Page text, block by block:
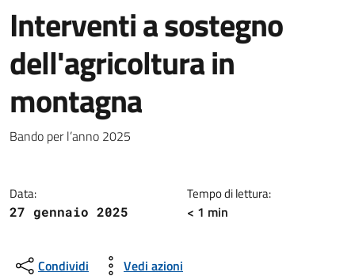
Interventi a sostegno
dell'agricoltura in
montagna
Dettagli della notizia
Bando per l’anno 2025
Data:
27 gennaio 2025
Tempo di lettura:
< 1 min
Condividi Vedi azioni